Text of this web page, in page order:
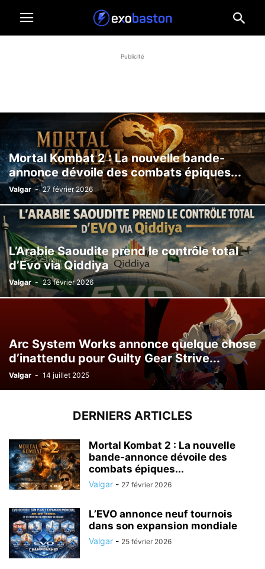
Publicité
Mortal Kombat 2 : La nouvelle bande-
annonce dévoile des combats épiques...
Valgar - 27 février 2026
L’Arabie Saoudite prend le contrôle total
d’Evo via Qiddiya
Valgar - 23 février 2026
Arc System Works annonce quelque chose
d’inattendu pour Guilty Gear Strive...
Valgar - 14 juillet 2025
DERNIERS ARTICLES
Mortal Kombat 2 : La nouvelle
bande-annonce dévoile des
combats épiques...
Valgar - 27 février 2026
L’EVO annonce neuf tournois
dans son expansion mondiale
Valgar - 25 février 2026